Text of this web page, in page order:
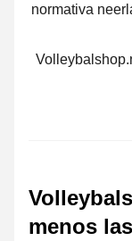
normativa
menos